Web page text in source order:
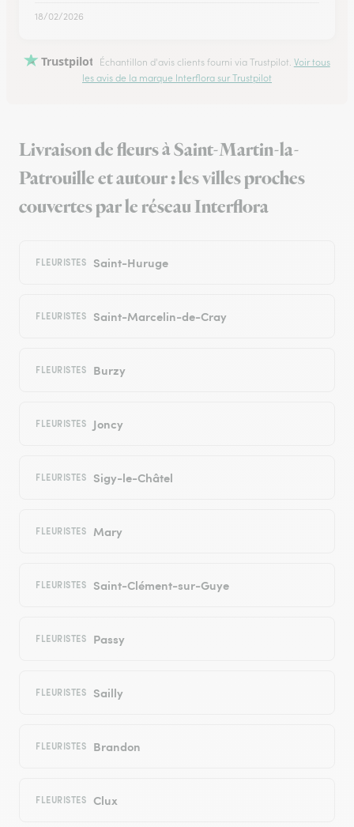
18/02/2026
Trustpilot Échantillon d'avis clients fourni via Trustpilot. Voir tous
les avis de la marque Interflora sur Trustpilot
Livraison de fleurs à Saint-Martin-la-
Patrouille et autour : les villes proches
couvertes par le réseau Interflora
FLEURISTES Saint-Huruge
FLEURISTES Saint-Marcelin-de-Cray
FLEURISTES Burzy
FLEURISTES Joncy
FLEURISTES Sigy-le-Châtel
FLEURISTES Mary
FLEURISTES Saint-Clément-sur-Guye
FLEURISTES Passy
FLEURISTES Sailly
FLEURISTES Brandon
FLEURISTES Clux